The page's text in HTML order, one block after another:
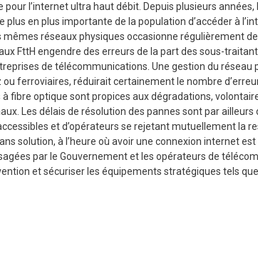
l’internet ultra haut débit. Depuis plusieurs
en plus importante de la population d’accéder à
réseaux physiques occasionne régulièrement
FttH engendre des erreurs de la part des sous-
de télécommunications. Une gestion du réseau
ou ferroviaires, réduirait certainement le nombre
fibre optique sont propices aux dégradations,
Les délais de résolution des pannes sont par ailleurs
et d’opérateurs se rejetant mutuellement la
solution, à l’heure où avoir une connexion internet
par le Gouvernement et les opérateurs de
et sécuriser les équipements stratégiques tels